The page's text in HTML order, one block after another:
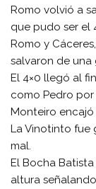
Romo volvió a
que pudo ser el
Romo y
salvaron de
El 4×0 llegó al
como Pedro por
Monteiro encajó
La Vinotinto fue
mal.
El Bocha
altura